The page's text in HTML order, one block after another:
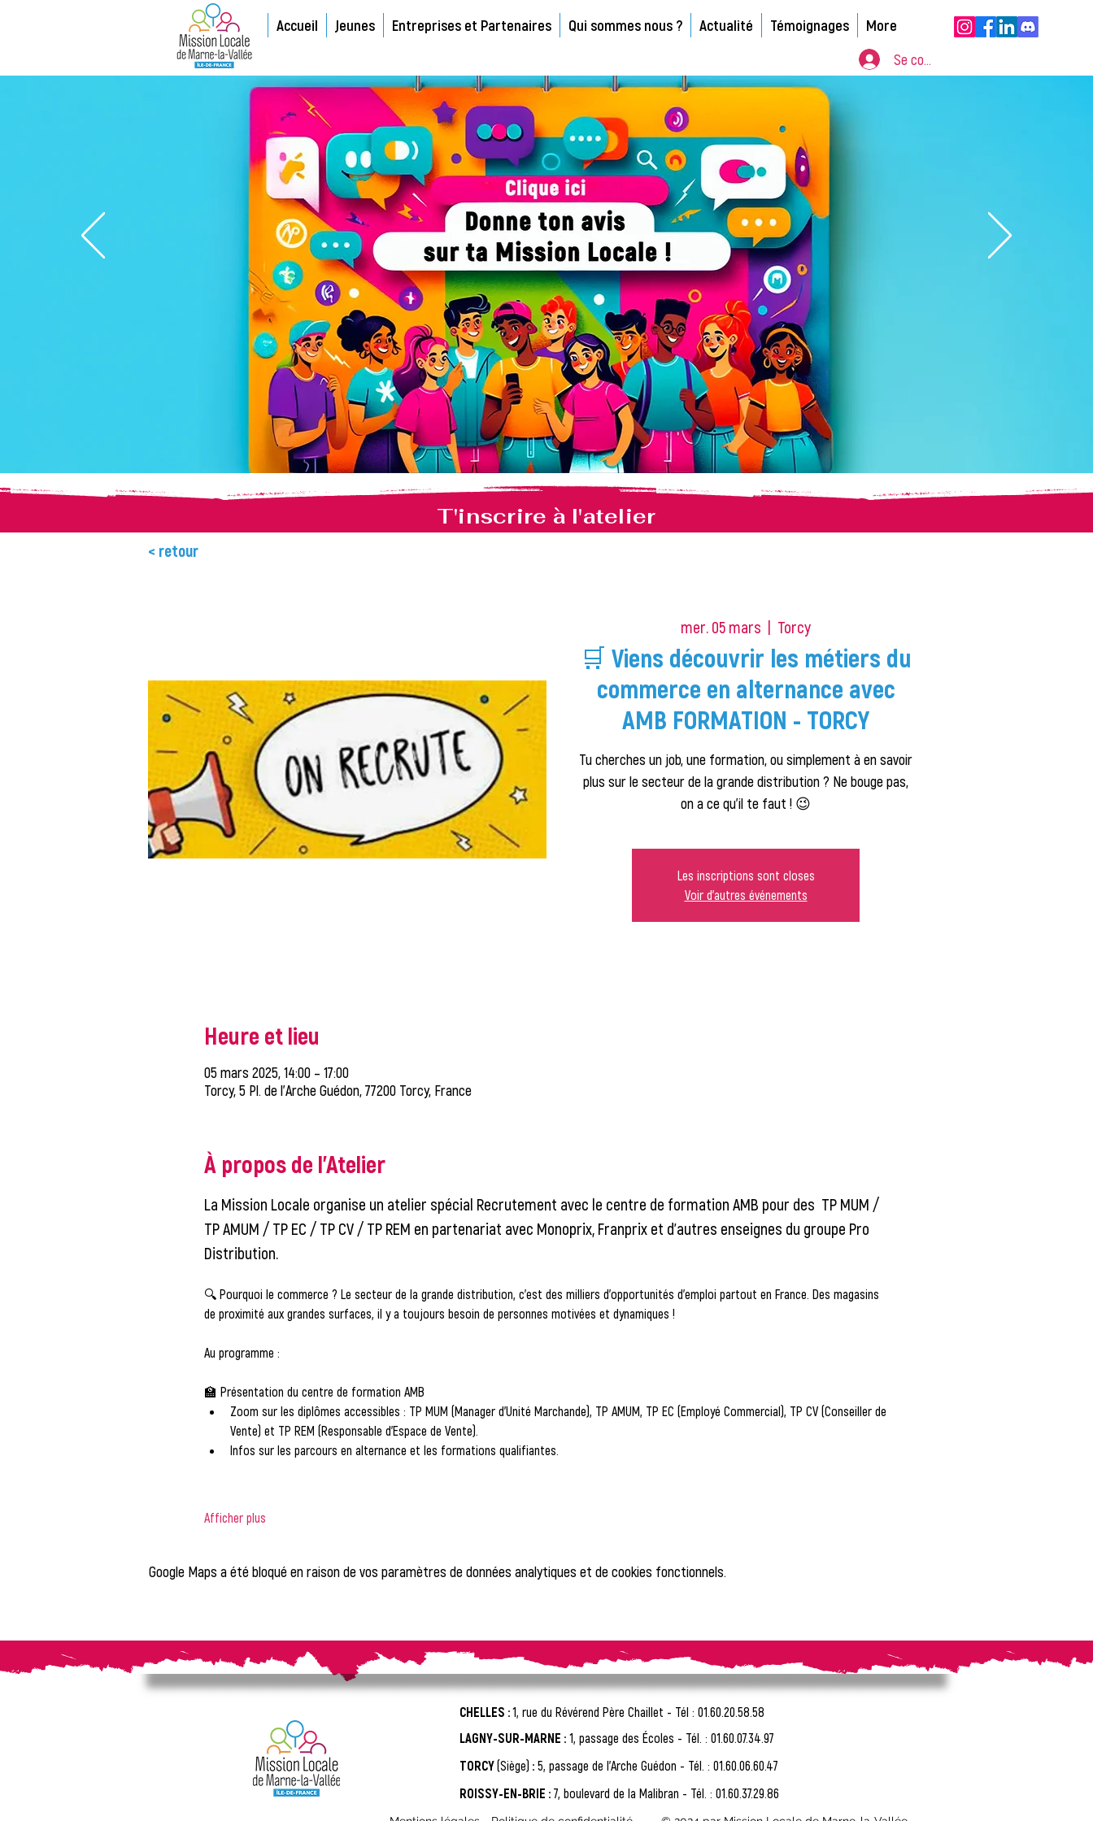
Accueil Jeunes Entreprises et Partenaires Qui sommes nous ? Actualité Témoignages More
Se connecter
T'inscrire à l'atelier
< retour
mer. 05 mars
  |
Torcy
🛒 Viens découvrir les métiers du
commerce en alternance avec
AMB FORMATION - TORCY
Tu cherches un job, une formation, ou simplement à en savoir
plus sur le secteur de la grande distribution ? Ne bouge pas,
on a ce qu'il te faut ! 😉
Les inscriptions sont closes
Voir d'autres événements
Heure et lieu
05 mars 2025, 14:00 – 17:00
Torcy, 5 Pl. de l'Arche Guédon, 77200 Torcy, France
À propos de l'Atelier
La Mission Locale organise un atelier spécial Recrutement avec le centre de formation AMB pour des  TP MUM /
TP AMUM / TP EC / TP CV / TP REM en partenariat avec Monoprix, Franprix et d'autres enseignes du groupe Pro
Distribution.
🔍 Pourquoi le commerce ? Le secteur de la grande distribution, c'est des milliers d'opportunités d'emploi partout en France. Des magasins
de proximité aux grandes surfaces, il y a toujours besoin de personnes motivées et dynamiques !
Au programme :
🏫 Présentation du centre de formation AMB
Zoom sur les diplômes accessibles : TP MUM (Manager d'Unité Marchande), TP AMUM, TP EC (Employé Commercial), TP CV (Conseiller de
Vente) et TP REM (Responsable d'Espace de Vente).
Infos sur les parcours en alternance et les formations qualifiantes.
Afficher plus
Google Maps a été bloqué en raison de vos paramètres de données analytiques et de cookies fonctionnels.
CHELLES :1, rue du Révérend Père Chaillet - Tél : 01.60.20.58.58
LAGNY-SUR-MARNE : 1, passage des Écoles - Tél. : 01.60.07.34.97
TORCY(Siège) : 5, passage de l'Arche Guédon - Tél. : 01.60.06.60.47
ROISSY-EN-BRIE : 7, boulevard de la Malibran - Tél. : 01.60.37.29.86